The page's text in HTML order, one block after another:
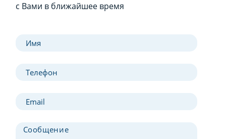
с Вами в ближайшее время